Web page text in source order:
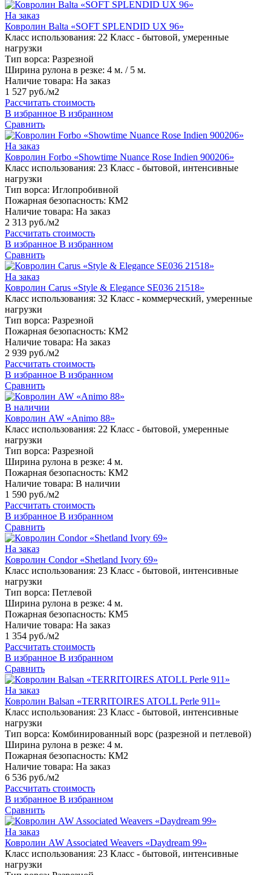
На заказ
Ковролин Balta «SOFT SPLENDID UX 96»
Класс использования: 22 Класс - бытовой, умеренные
нагрузки
Тип ворса: Разрезной
Ширина рулона в резке: 4 м. / 5 м.
Наличие товара: На заказ
1 527 руб./м2
Рассчитать стоимость
В избранное В избранном
Сравнить
На заказ
Ковролин Forbo «Showtime Nuance Rose Indien 900206»
Класс использования: 23 Класс - бытовой, интенсивные
нагрузки
Тип ворса: Иглопробивной
Пожарная безопасность: КМ2
Наличие товара: На заказ
2 313 руб./м2
Рассчитать стоимость
В избранное В избранном
Сравнить
На заказ
Ковролин Carus «Style & Elegance SE036 21518»
Класс использования: 32 Класс - коммерческий, умеренные
нагрузки
Тип ворса: Разрезной
Пожарная безопасность: КМ2
Наличие товара: На заказ
2 939 руб./м2
Рассчитать стоимость
В избранное В избранном
Сравнить
В наличии
Ковролин AW «Animo 88»
Класс использования: 22 Класс - бытовой, умеренные
нагрузки
Тип ворса: Разрезной
Ширина рулона в резке: 4 м.
Пожарная безопасность: КМ2
Наличие товара: В наличии
1 590 руб./м2
Рассчитать стоимость
В избранное В избранном
Сравнить
На заказ
Ковролин Condor «Shetland Ivory 69»
Класс использования: 23 Класс - бытовой, интенсивные
нагрузки
Тип ворса: Петлевой
Ширина рулона в резке: 4 м.
Пожарная безопасность: КМ5
Наличие товара: На заказ
1 354 руб./м2
Рассчитать стоимость
В избранное В избранном
Сравнить
На заказ
Ковролин Balsan «TERRITOIRES ATOLL Perle 911»
Класс использования: 23 Класс - бытовой, интенсивные
нагрузки
Тип ворса: Комбинированный ворс (разрезной и петлевой)
Ширина рулона в резке: 4 м.
Пожарная безопасность: КМ2
Наличие товара: На заказ
6 536 руб./м2
Рассчитать стоимость
В избранное В избранном
Сравнить
На заказ
Ковролин AW Associated Weavers «Daydream 99»
Класс использования: 23 Класс - бытовой, интенсивные
нагрузки